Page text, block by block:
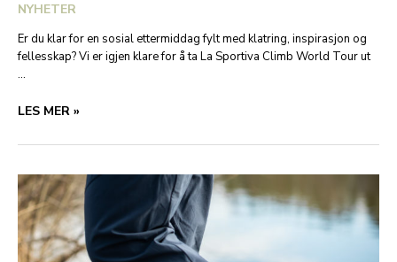
NYHETER
Er du klar for en sosial ettermiddag fylt med klatring, inspirasjon og
fellesskap? Vi er igjen klare for å ta La Sportiva Climb World Tour ut
…
LA
CLIMB
TOUR
–
KICK
OFF:
LES MER »